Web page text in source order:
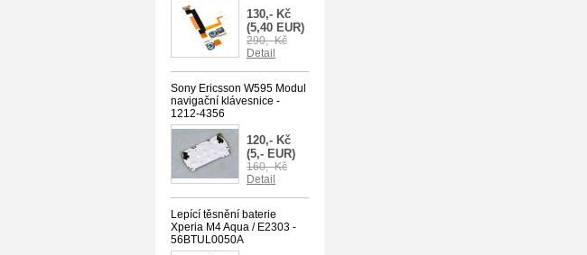
130,- Kč
(5,40 EUR)
290,- Kč
Detail
Sony Ericsson W595 Modul
navigační klávesnice -
1212-4356
120,- Kč
(5,- EUR)
160,- Kč
Detail
Lepící těsnění baterie
Xperia M4 Aqua / E2303 -
56BTUL0050A